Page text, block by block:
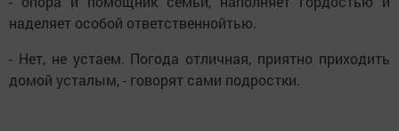
наделяет особой ответственнойтью.
- Нет, не устаем. Погода отличная, приятно приходить
домой усталым, - говорят сами подростки.